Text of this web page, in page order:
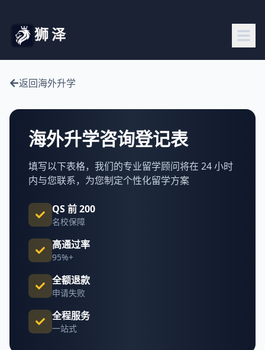
狮泽
返回海外升学
海外升学咨询登记表
填写以下表格，我们的专业留学顾问将在 24 小时
内与您联系，为您制定个性化留学方案
QS 前 200
名校保障
高通过率
95%+
全额退款
申请失败
全程服务
一站式